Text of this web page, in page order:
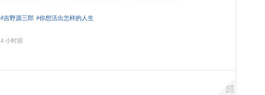
#吉野源三郎 #你想活出怎样的人生
4 小时前